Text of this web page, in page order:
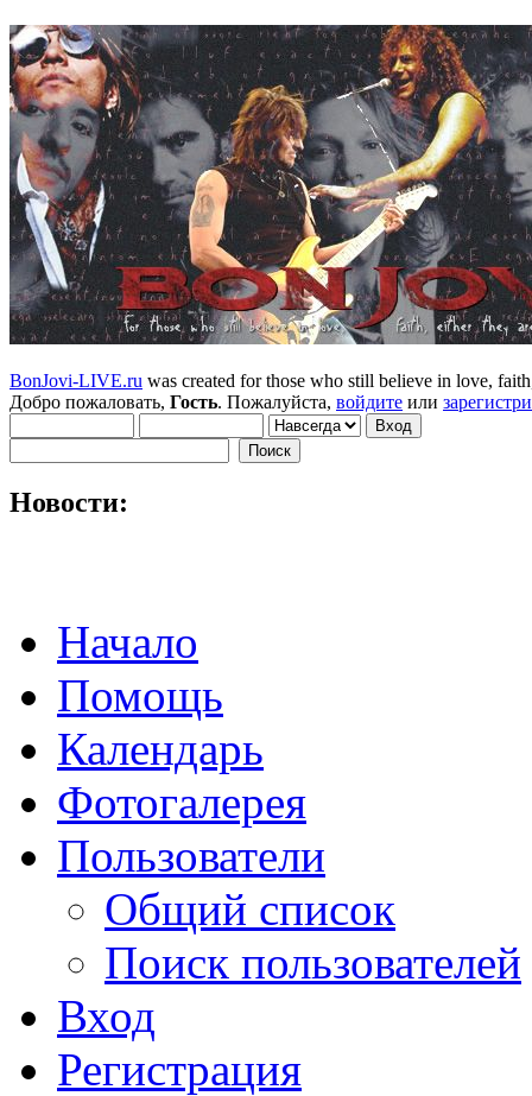
BonJovi-LIVE.ru was created for those who still believe in love,
Добро пожаловать, Гость. Пожалуйста, войдите или
Новости:
Начало
Помощь
Календарь
Фотогалерея
Пользователи
Общий список
Поиск пользователей
Вход
Регистрация